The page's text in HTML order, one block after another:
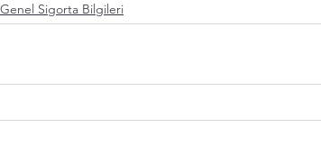
Genel Sigorta Bilgileri